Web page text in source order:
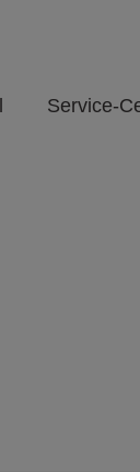
Service-